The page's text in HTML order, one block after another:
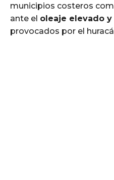
municipios costeros
ante el oleaje elevado
provocados por el